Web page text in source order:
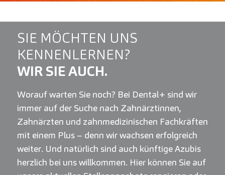
SIE MÖCHTEN UNS
KENNENLERNEN?
WIR SIE AUCH.
Worauf warten Sie noch? Bei Dental+ sind wir
immer auf der Suche nach Zahnärztinnen,
Zahnärzten und zahnmedizinischen Fachkräften
mit einem Plus – denn wir wachsen erfolgreich
weiter. Und natürlich sind auch künftige Azubis
herzlich bei uns willkommen. Hier können Sie auf